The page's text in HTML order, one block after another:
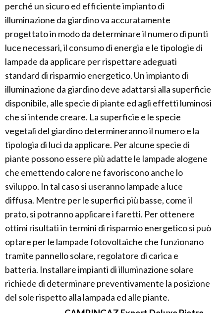
perché un sicuro ed efficiente impianto di
illuminazione da giardino va accuratamente
progettato in modo da determinare il numero di punti
luce necessari, il consumo di energia e le tipologie di
lampade da applicare per rispettare adeguati
standard di risparmio energetico. Un impianto di
illuminazione da giardino deve adattarsi alla superficie
disponibile, alle specie di piante ed agli effetti luminosi
che si intende creare. La superficie e le specie
vegetali del giardino determineranno il numero e la
tipologia di luci da applicare. Per alcune specie di
piante possono essere più adatte le lampade alogene
che emettendo calore ne favoriscono anche lo
sviluppo. In tal caso si useranno lampade a luce
diffusa. Mentre per le superfici più basse, come il
prato, si potranno applicare i faretti. Per ottenere
ottimi risultati in termini di risparmio energetico si può
optare per le lampade fotovoltaiche che funzionano
tramite pannello solare, regolatore di carica e
batteria. Installare impianti di illuminazione solare
richiede di determinare preventivamente la posizione
del sole rispetto alla lampada ed alle piante.